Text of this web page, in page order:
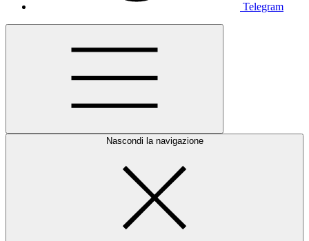
Telegram
Nascondi la navigazione